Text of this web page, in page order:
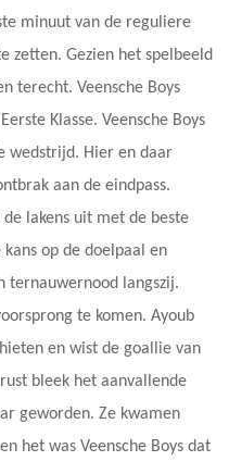
minuut van de reguliere
zetten. Gezien het spelbeeld
terecht. Veensche Boys
Klasse. Veensche Boys
wedstrijd. Hier en daar
aan de eindpass.
de lakens uit met de beste
op de doelpaal en
ternauwernood langszij.
te komen. Ayoub
en wist de goallie van
bleek het aanvallende
geworden. Ze kwamen
het was Veensche Boys dat